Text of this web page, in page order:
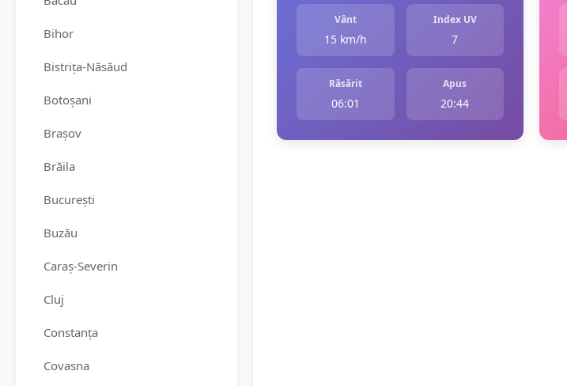
Bihor
Bistrița-Năsăud
Botoșani
Brașov
Brăila
București
Buzău
Caraș-Severin
Cluj
Constanța
Covasna
Vânt
15 km/h
Index UV
7
Răsărit
06:01
Apus
20:44